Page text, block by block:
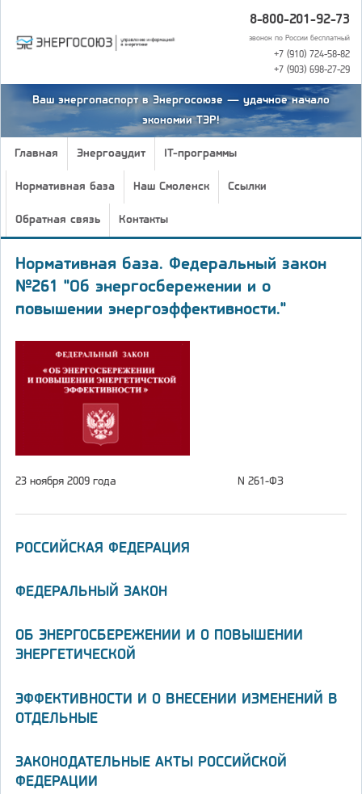
8-800-201-92-73
звонок по России бесплатный
+7 (910) 724-58-82
+7 (903) 698-27-29
Ваш энергопаспорт в Энергосоюзе — удачное начало
экономии ТЭР!
Главная Энергоаудит IT-программы
Нормативная база Наш Смоленск Ссылки
Обратная связь Контакты
Нормативная база. Федеральный закон
№261 "Об энергосбережении и о
повышении энергоэффективности."
23 ноября 2009 года N 261-ФЗ
РОССИЙСКАЯ ФЕДЕРАЦИЯ
ФЕДЕРАЛЬНЫЙ ЗАКОН
ОБ ЭНЕРГОСБЕРЕЖЕНИИ И О ПОВЫШЕНИИ
ЭНЕРГЕТИЧЕСКОЙ
ЭФФЕКТИВНОСТИ И О ВНЕСЕНИИ ИЗМЕНЕНИЙ В
ОТДЕЛЬНЫЕ
ЗАКОНОДАТЕЛЬНЫЕ АКТЫ РОССИЙСКОЙ
ФЕДЕРАЦИИ